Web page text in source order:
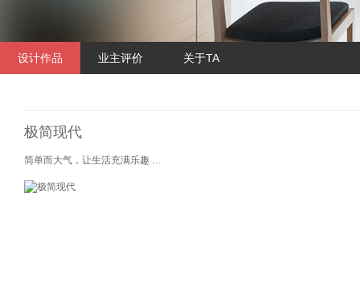
设计作品 业主评价 关于TA
极简现代
简单而大气，让生活充满乐趣 ...